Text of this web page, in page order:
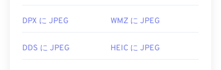
https://en.wikipedia.org/wiki/JPEG
DPX に JPEG WMZ に JPEG
DDS に JPEG HEIC に JPEG